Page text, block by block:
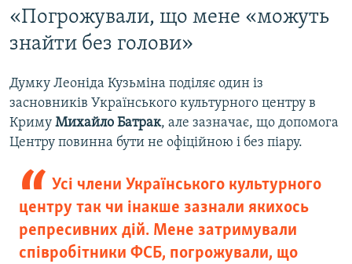
«Погрожували, що мене «можуть
знайти без голови»
Думку Леоніда Кузьміна поділяє один із
засновників Українського культурного центру в
Криму Михайло Батрак, але зазначає, що допомога
Центру повинна бути не офіційною і без піару.
Усі члени Українського культурного
центру так чи інакше зазнали якихось
репресивних дій. Мене затримували
співробітники ФСБ, погрожували, що